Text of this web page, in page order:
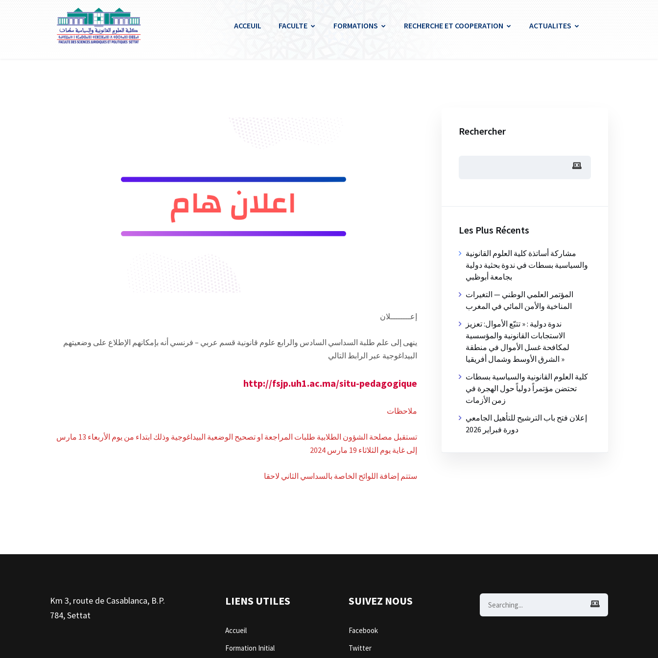
ACCEUIL FACULTE FORMATIONS RECHERCHE ET COOPERATION ACTUALITES
إعــــــــلان
ينهى إلى علم طلبة السداسي السادس والرابع علوم قانونية قسم عربي – فرنسي أنه بإمكانهم الإطلاع على وضعيتهم
البيداغوجية عبر الرابط التالي
http://fsjp.uh1.ac.ma/situ-pedagogique
ملاحظات
تستقبل مصلحة الشؤون الطلابية طلبات المراجعة او تصحيح الوضعية البيداغوجية وذلك ابتداء من يوم الأربعاء 13 مارس
إلى غاية يوم الثلاثاء 19 مارس 2024
ستتم إضافة اللوائح الخاصة بالسداسي الثاني لاحقا
Rechercher
Les Plus Récents
مشاركة أساتذة كلية العلوم القانونية
والسياسية بسطات في ندوة بحثية دولية
بجامعة أبوظبي
المؤتمر العلمي الوطني — التغيرات
المناخية والأمن المائي في المغرب
ندوة دولية : « تتبّع الأموال: تعزيز
الاستجابات القانونية والمؤسسية
لمكافحة غسل الأموال في منطقة
الشرق الأوسط وشمال أفريقيا »
كلية العلوم القانونية والسياسية بسطات
تحتضن مؤتمراً دولياً حول الهجرة في
زمن الأزمات
إعلان فتح باب الترشيح للتأهيل الجامعي
دورة فبراير 2026
Km 3, route de Casablanca, B.P.
784, Settat
LIENS UTILES
Accueil
Formation Initial
SUIVEZ NOUS
Facebook
Twitter
Search